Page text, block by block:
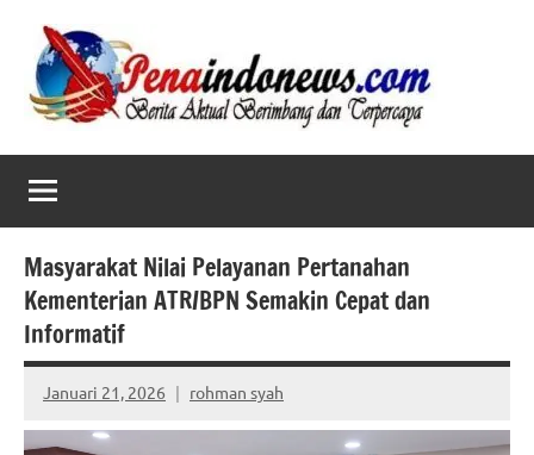
content
Masyarakat Nilai Pelayanan Pertanahan
Kementerian ATR/BPN Semakin Cepat dan
Informatif
Januari 21, 2026 rohman syah
No
comments